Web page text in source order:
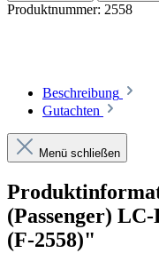
Produktnummer: 2558
Beschreibung
Gutachten
Menü schließen
(Passenger)
(F-2558)"